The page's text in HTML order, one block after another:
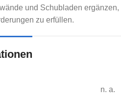
und Schubladen ergänzen,
zu erfüllen.
n. a.